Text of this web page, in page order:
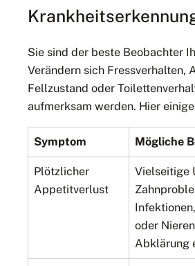
Sie sind der beste Beobachter
Verändern sich Fressverhalten,
Fellzustand oder
aufmerksam werden. Hier
Symptom Mögliche
Plötzlicher
Appetitverlust
Vielseitige
oder
Abklärung